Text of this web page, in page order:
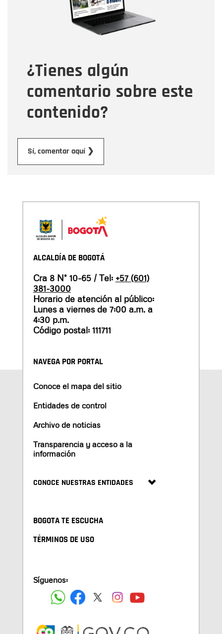
¿Tienes algún
comentario sobre este
contenido?
Sí, comentar aquí ❯
Tipo de comentario
Mensaje
ALCALDÍA DE BOGOTÁ
Cra 8 N° 10-65 / Tel: +57 (601)
381-3000
Horario de atención al público:
Lunes a viernes de 7:00 a.m. a
4:30 p.m.
Código postal: 111711
NAVEGA POR PORTAL
Conoce el mapa del sitio
Entidades de control
Archivo de noticias
Transparencia y acceso a la
información
CONOCE NUESTRAS ENTIDADES
BOGOTA TE ESCUCHA
TÉRMINOS DE USO
Síguenos: